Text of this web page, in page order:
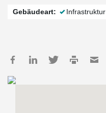
Gebäudeart: Infrastruktur